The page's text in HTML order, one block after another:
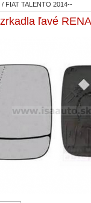
FIAT TALENTO 2014--
ľavé